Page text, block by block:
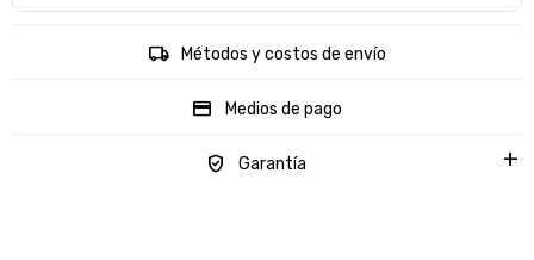
Métodos y costos de envío
Medios de pago
Garantía